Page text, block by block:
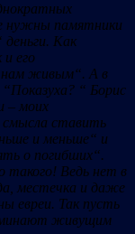
нужны памятники
Как
его
нам живым“. А в
“ Борис
– моих
ставить
и меньше“ и
о погибших“.
такого! Ведь нет в
местечка и даже
евреи. Так пусть
живущим